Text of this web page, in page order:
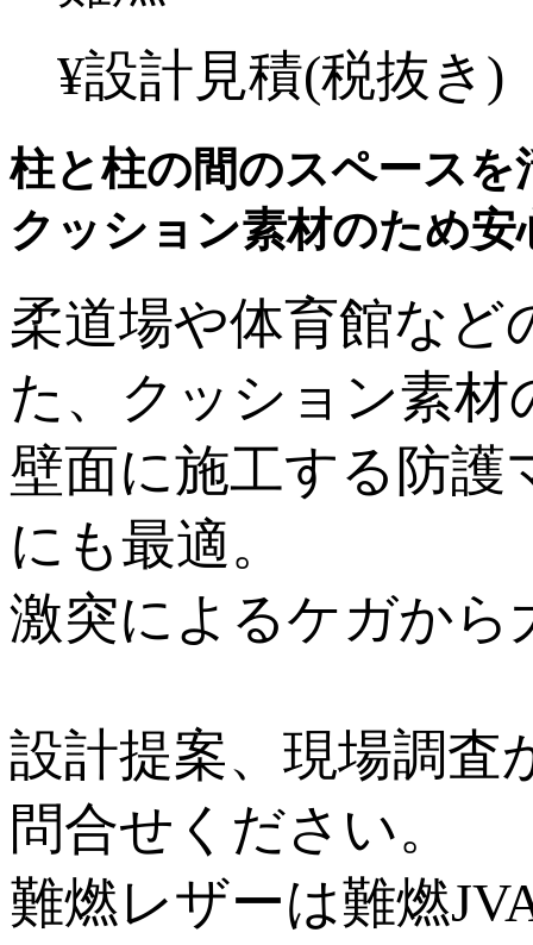
¥設計見積(税抜き)
柱と柱の間のスペースを
クッション素材のため
柔道場や体育館など
た、クッション素
壁面に施工する防護
にも最適。
激突によるケガから
設計提案、現場調査
問合せください。
難燃レザーは難燃